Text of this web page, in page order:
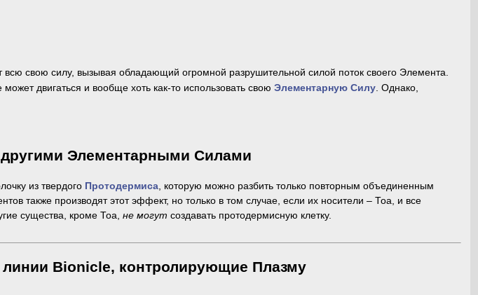
всю свою силу, вызывая обладающий огромной разрушительной силой поток своего Элемента.
двигаться и вообще хоть как-то использовать свою Элементарную Силу . Однако,
Элементарными Силами
из твердого Протодермиса , которую можно разбить только повторным объединенным
также производят этот эффект, но только в том случае, если их носители – Тоа, и все
существа, кроме Тоа, не могут создавать протодермисную клетку.
Bionicle, контролирующие Плазму